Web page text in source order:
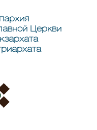
Церкви